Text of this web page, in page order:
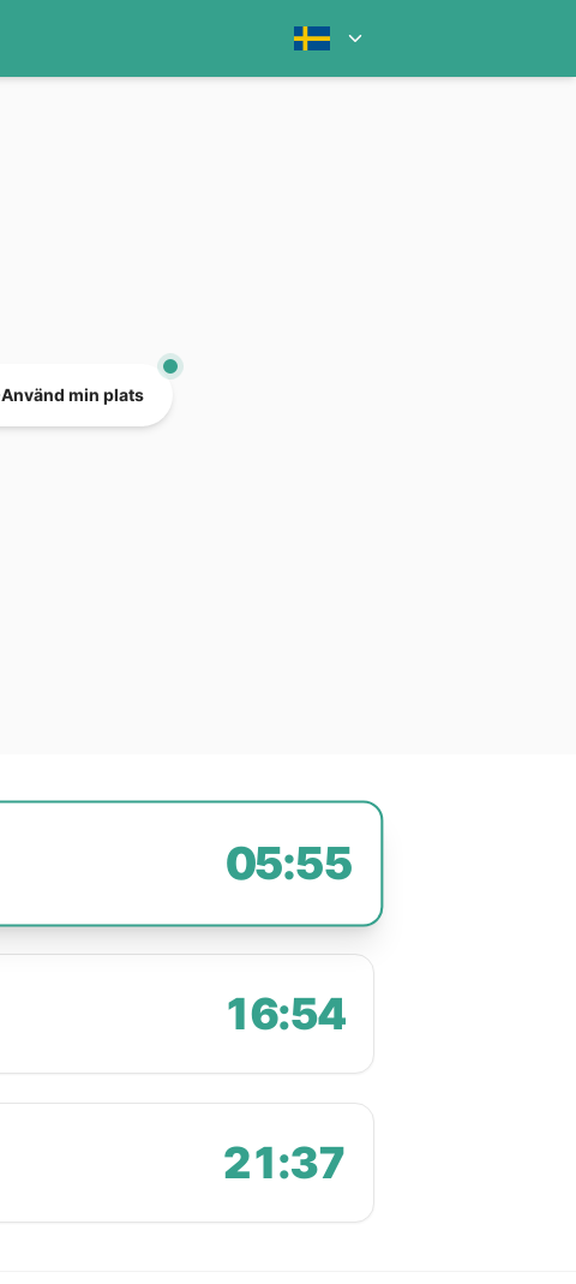
Använd min plats
05:55
16:54
21:37